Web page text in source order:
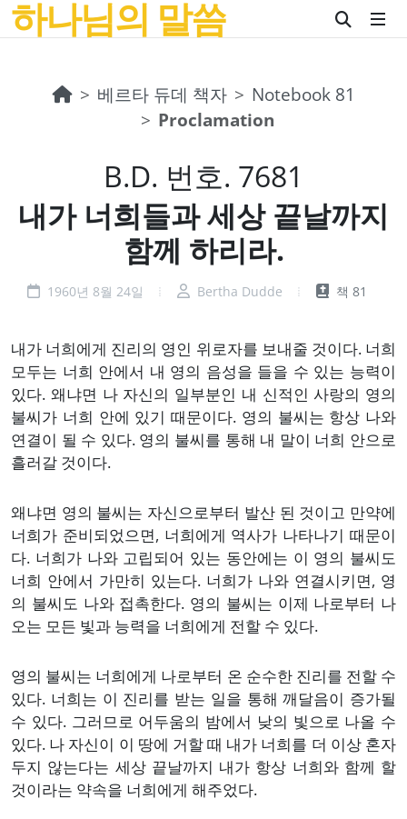
하나님의 말씀
베르타 듀데 책자
Notebook 81
Proclamation
B.D. 번호. 7681
내가 너희들과 세상 끝날까지
함께 하리라.
1960년 8월 24일 Bertha Dudde 책 81
내가 너희에게 진리의 영인 위로자를 보내줄 것이다. 너희
모두는 너희 안에서 내 영의 음성을 들을 수 있는 능력이
있다. 왜냐면 나 자신의 일부분인 내 신적인 사랑의 영의
불씨가 너희 안에 있기 때문이다. 영의 불씨는 항상 나와
연결이 될 수 있다. 영의 불씨를 통해 내 말이 너희 안으로
흘러갈 것이다.
왜냐면 영의 불씨는 자신으로부터 발산 된 것이고 만약에
너희가 준비되었으면, 너희에게 역사가 나타나기 때문이
다. 너희가 나와 고립되어 있는 동안에는 이 영의 불씨도
너희 안에서 가만히 있는다. 너희가 나와 연결시키면, 영
의 불씨도 나와 접촉한다. 영의 불씨는 이제 나로부터 나
오는 모든 빛과 능력을 너희에게 전할 수 있다.
영의 불씨는 너희에게 나로부터 온 순수한 진리를 전할 수
있다. 너희는 이 진리를 받는 일을 통해 깨달음이 증가될
수 있다. 그러므로 어두움의 밤에서 낮의 빛으로 나올 수
있다. 나 자신이 이 땅에 거할 때 내가 너희를 더 이상 혼자
두지 않는다는 세상 끝날까지 내가 항상 너희와 함께 할
것이라는 약속을 너희에게 해주었다.